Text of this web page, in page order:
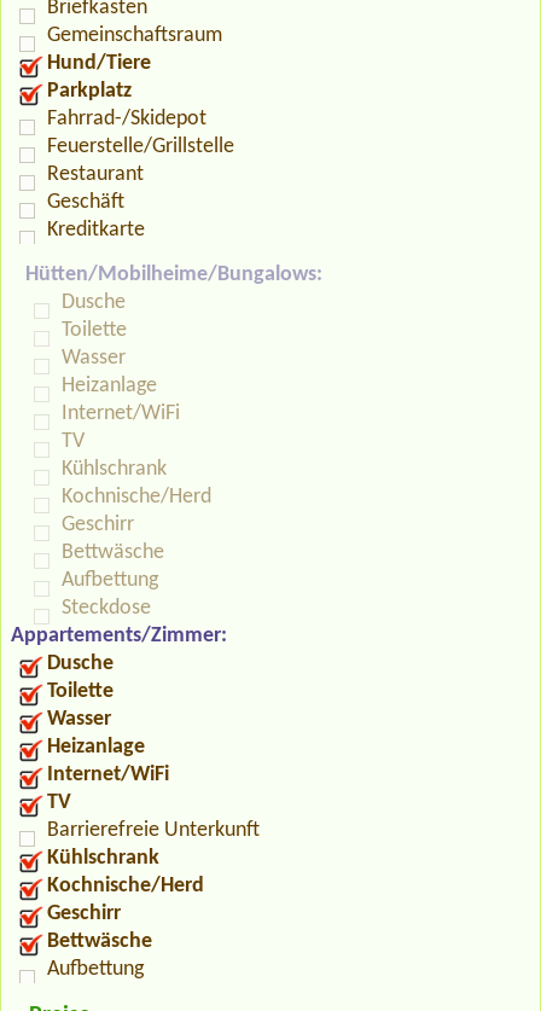
Briefkasten
Gemeinschaftsraum
Hund/Tiere
Parkplatz
Fahrrad-/Skidepot
Feuerstelle/Grillstelle
Restaurant
Geschäft
Kreditkarte
Hütten/Mobilheime/Bungalows:
Dusche
Toilette
Wasser
Heizanlage
Internet/WiFi
TV
Kühlschrank
Kochnische/Herd
Geschirr
Bettwäsche
Aufbettung
Steckdose
Appartements/Zimmer:
Dusche
Toilette
Wasser
Heizanlage
Internet/WiFi
TV
Barrierefreie Unterkunft
Kühlschrank
Kochnische/Herd
Geschirr
Bettwäsche
Aufbettung